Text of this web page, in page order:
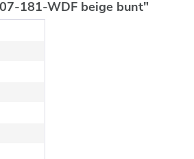
181-WDF beige bunt"